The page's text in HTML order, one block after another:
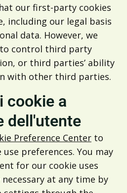
our first-party cookies
including our legal basis
data. However, we
control third party
or third parties’ ability
with other third parties.
cookie a
dell'utente
Preference Center to
preferences. You may
for our cookie uses
at any time by